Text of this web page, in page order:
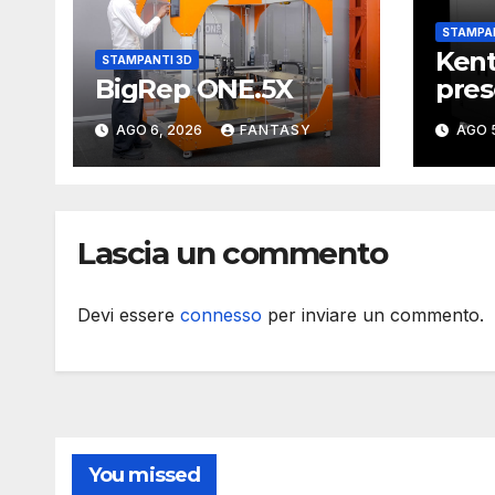
STAMPANTI 3D
BigRep ONE.5X
AGO 6, 2026 FANTASY
con
AGO
Lascia un commento
Devi essere connesso per inviare un commento.
You missed